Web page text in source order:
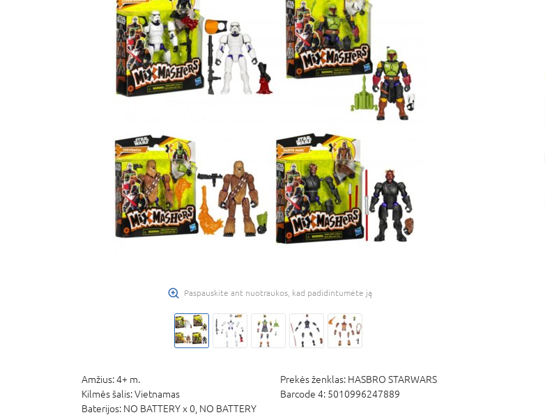
Paspauskite ant nuotraukos, kad padidintumėte ją
Amžius:4+ m. Prekės ženklas: HASBRO STARWARS
Kilmės šalis:Vietnamas Barcode 4: 5010996247889
Baterijos: NO BATTERY x 0, NO BATTERY